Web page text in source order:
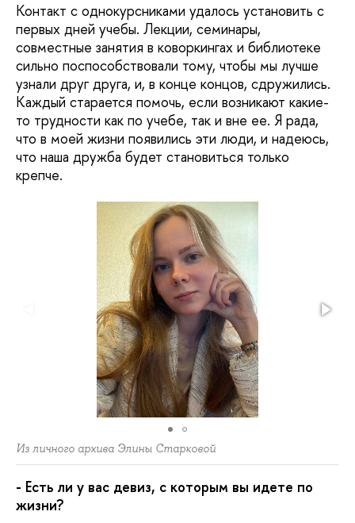
Контакт с однокурсниками удалось установить с
первых дней учебы. Лекции, семинары,
совместные занятия в коворкингах и библиотеке
сильно поспособствовали тому, чтобы мы лучше
узнали друг друга, и, в конце концов, сдружились.
Каждый старается помочь, если возникают какие-
то трудности как по учебе, так и вне ее. Я рада,
что в моей жизни появились эти люди, и надеюсь,
что наша дружба будет становиться только
крепче.
Из личного архива Элины Старковой
- Есть ли у вас девиз, с которым вы идете по
жизни?